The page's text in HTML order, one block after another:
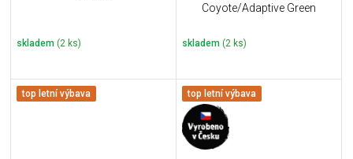
skladem (2 ks)
Coyote/Adaptive Green
skladem (2 ks)
top letní výbava top letní výbava